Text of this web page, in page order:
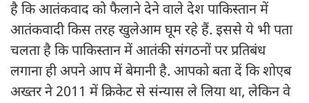
है कि आतंकवाद को फैलाने देने वाले देश पाकिस्तान में
आतंकवादी किस तरह खुलेआम घूम रहे हैं. इससे ये भी पता
चलता है कि पाकिस्तान में आतंकी संगठनों पर प्रतिबंध
लगाना ही अपने आप में बेमानी है. आपको बता दें कि शोएब
अख्तर ने 2011 में क्रिकेट से संन्यास ले लिया था, लेकिन वे